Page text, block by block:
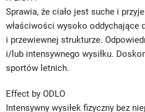
Sprawia, że ciało jest suche i
właściwości wysoko oddychające
i przewiewnej strukturze.
i/lub intensywnego wysiłku.
sportów letnich.
Effect by ODLO
Intensywny wysiłek fizyczny bez